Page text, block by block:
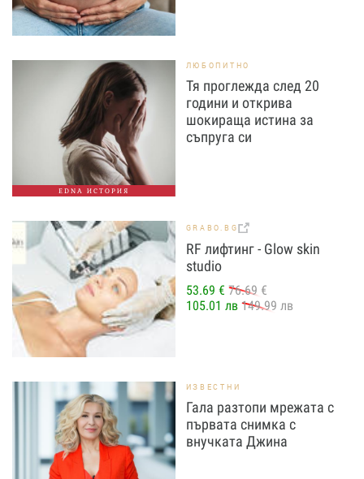
EDNA ИСТОРИЯ
ЛЮБОПИТНО
Тя проглежда след 20
години и открива
шокираща истина за
съпруга си
GRABO.BG
RF лифтинг - Glow skin
studio
53.69 € 76.69 €
105.01 лв 149.99 лв
ИЗВЕСТНИ
Гала разтопи мрежата с
първата снимка с
внучката Джина